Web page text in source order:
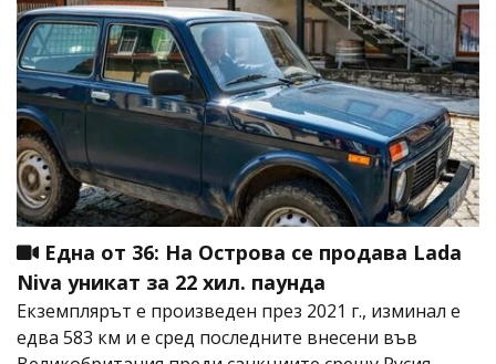
Една от 36: На Острова се продава Lada
Niva уникат за 22 хил. паунда
Екземплярът е произведен през 2021 г., изминал е
едва 583 км и е сред последните внесени във